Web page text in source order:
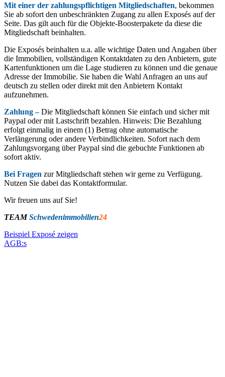
Mit einer der zahlungspflichtigen Mitgliedschaften, bekommen
Sie ab sofort den unbeschränkten Zugang zu allen Exposés auf der
Seite. Das gilt auch für die Objekte-Boosterpakete da diese die
Mitgliedschaft beinhalten.
Die Exposés beinhalten u.a. alle wichtige Daten und Angaben über
die Immobilien, vollständigen Kontaktdaten zu den Anbietern, gute
Kartenfunktionen um die Lage studieren zu können und die genaue
Adresse der Immobilie. Sie haben die Wahl Anfragen an uns auf
deutsch zu stellen oder direkt mit den Anbietern Kontakt
aufzunehmen.
Zahlung –Die Mitgliedschaft können Sie einfach und sicher mit
Paypal oder mit Lastschrift bezahlen. Hinweis: Die Bezahlung
erfolgt einmalig in einem (1) Betrag ohne automatische
Verlängerung oder andere Verbindlichkeiten. Sofort nach dem
Zahlungsvorgang über Paypal sind die gebuchte Funktionen ab
sofort aktiv.
Bei Fragen zur Mitgliedschaft stehen wir gerne zu Verfügung.
Nutzen Sie dabei das Kontaktformular.
Wir freuen uns auf Sie!
TEAMSchwedenimmobilien24
Beispiel Exposé zeigen
AGB:s